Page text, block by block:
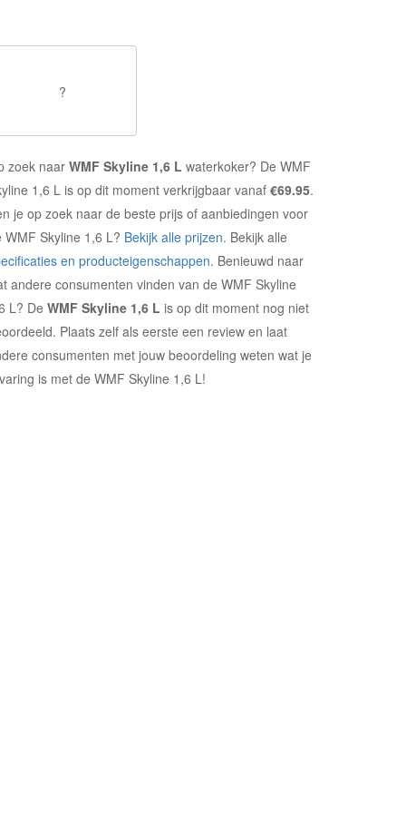
?
zoek naar WMF Skyline 1,6 L waterkoker? De WMF
1,6 L is op dit moment verkrijgbaar vanaf €69.95.
je op zoek naar de beste prijs of aanbiedingen voor
WMF Skyline 1,6 L? Bekijk alle prijzen. Bekijk alle
en producteigenschappen. Benieuwd naar
andere consumenten vinden van de WMF Skyline
L? De WMF Skyline 1,6 L is op dit moment nog niet
Plaats zelf als eerste een review en laat
consumenten met jouw beoordeling weten wat je
is met de WMF Skyline 1,6 L!